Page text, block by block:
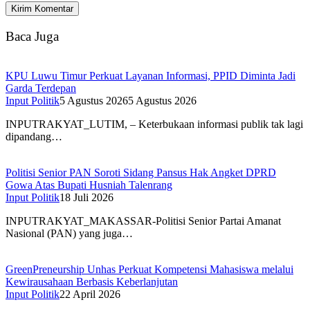
Baca Juga
KPU Luwu Timur Perkuat Layanan Informasi, PPID Diminta Jadi
Garda Terdepan
Input Politik5 Agustus 20265 Agustus 2026
INPUTRAKYAT_LUTIM, – Keterbukaan informasi publik tak lagi
dipandang…
Politisi Senior PAN Soroti Sidang Pansus Hak Angket DPRD
Gowa Atas Bupati Husniah Talenrang
Input Politik18 Juli 2026
INPUTRAKYAT_MAKASSAR-Politisi Senior Partai Amanat
Nasional (PAN) yang juga…
GreenPreneurship Unhas Perkuat Kompetensi Mahasiswa melalui
Kewirausahaan Berbasis Keberlanjutan
Input Politik22 April 2026